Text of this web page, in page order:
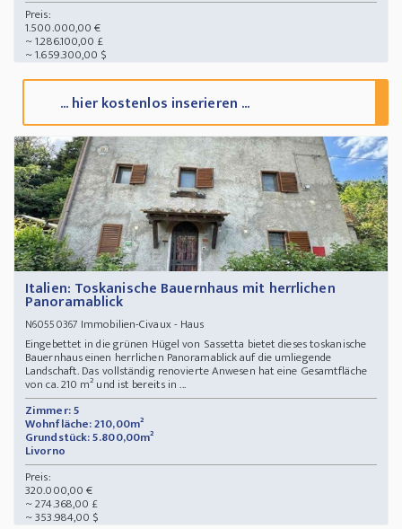
Preis:
1.500.000,00 €
~ 1.286.100,00 £
~ 1.659.300,00 $
... hier kostenlos inserieren ...
Italien: Toskanische Bauernhaus mit herrlichen
Panoramablick
N60550367 Immobilien-Civaux - Haus
Eingebettet in die grünen Hügel von Sassetta bietet dieses toskanische
Bauernhaus einen herrlichen Panoramablick auf die umliegende
Landschaft. Das vollständig renovierte Anwesen hat eine Gesamtfläche
von ca. 210 m² und ist bereits in ...
Zimmer: 5
Wohnfläche: 210,00m²
Grundstück: 5.800,00m²
Livorno
Preis:
320.000,00 €
~ 274.368,00 £
~ 353.984,00 $